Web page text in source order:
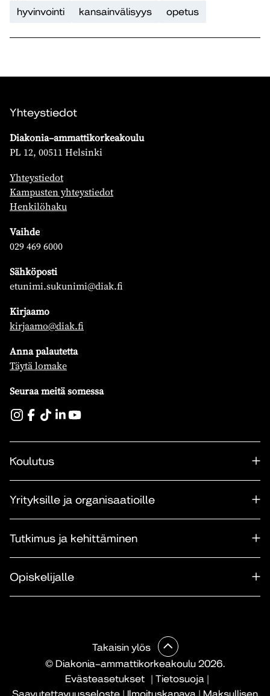
hyvinvointi
kansainvälisyys opetus
Yhteystiedot
Diakonia–ammattikorkeakoulu
PL 12, 00511 Helsinki
Yhteystiedot
Kampusten yhteystiedot
Henkilöhaku
Vaihde
029 469 6000
Sähköposti
etunimi.sukunimi@diak.fi
Kirjaamo
kirjaamo@diak.fi
Anna palautetta
Täytä lomake
Seuraa meitä somessa
Koulutus
Yrityksille ja organisaatioille
Tutkimus ja kehittäminen
Opiskelijalle
© Diakonia–ammattikorkeakoulu 2026.
Evästeasetukset
| Tietosuoja |
Saavutettavuusseloste | Ilmoituskanava | Maksullisen
Takaisin ylös